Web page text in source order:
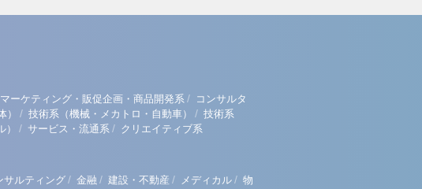
マーケティング・販促企画・商品開発系 / コンサルタ
/ 技術系（機械・メカトロ・自動車） / 技術系
/ サービス・流通系 / クリエイティブ系
サルティング / 金融 / 建設・不動産 / メディカル / 物